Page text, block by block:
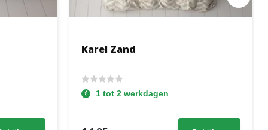
Karel Zand
1 tot 2 werkdagen